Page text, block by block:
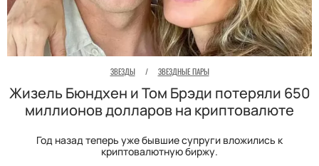
ЗВЕЗДЫ / ЗВЕЗДНЫЕ ПАРЫ
Жизель Бюндхен и Том Брэди потеряли 650
миллионов долларов на криптовалюте
Год назад теперь уже бывшие супруги вложились к
криптовалютную биржу.